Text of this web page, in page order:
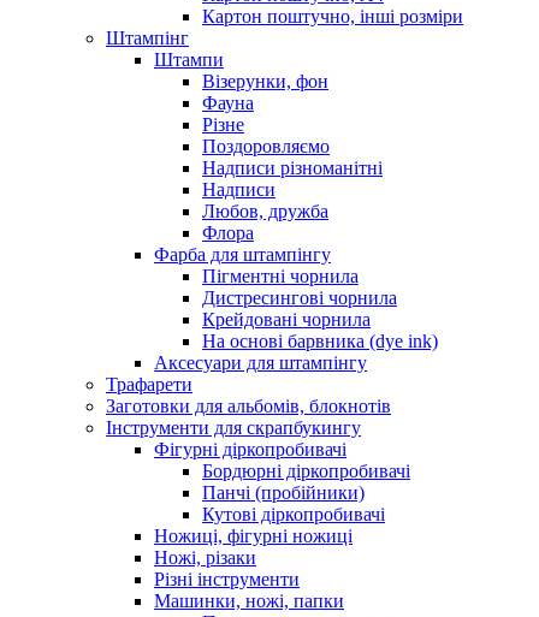
Картон поштучно, інші розміри
Штампінг
Штампи
Візерунки, фон
Фауна
Різне
Поздоровляємо
Надписи різноманітні
Надписи
Любов, дружба
Флора
Фарба для штампінгу
Пігментні чорнила
Дистресингові чорнила
Крейдовані чорнила
На основі барвника (dye ink)
Аксесуари для штампінгу
Трафарети
Заготовки для альбомів, блокнотів
Інструменти для скрапбукингу
Фігурні діркопробивачі
Бордюрні діркопробивачі
Панчі (пробійники)
Кутові діркопробивачі
Ножиці, фігурні ножиці
Ножі, різаки
Різні інструменти
Машинки, ножі, папки